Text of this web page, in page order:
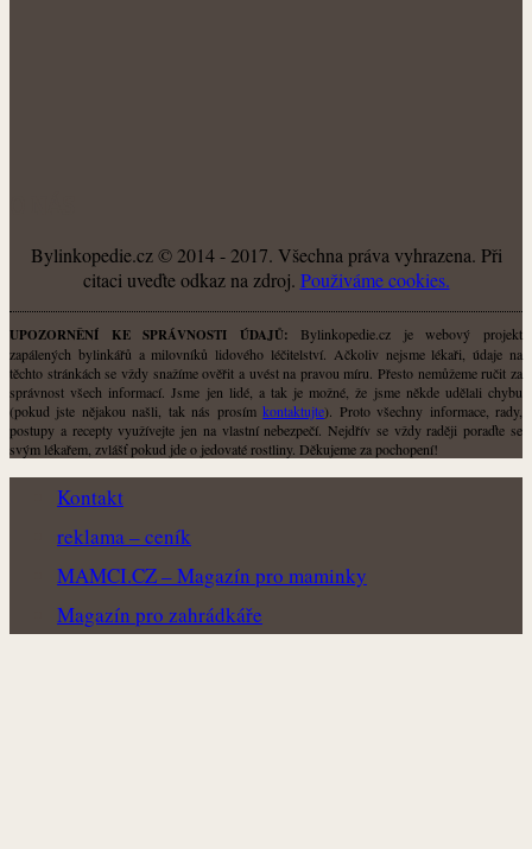
Bylinkopedie.cz © 2014 - 2017. Všechna práva vyhrazena. Při
citaci uveďte odkaz na zdroj. Použiváme cookies.
UPOZORNĚNÍ KE SPRÁVNOSTI ÚDAJŮ: Bylinkopedie.cz je webový projekt
zapálených bylinkářů a milovníků lidového léčitelství. Ačkoliv nejsme lékaři, údaje na
těchto stránkách se vždy snažíme ověřit a uvést na pravou míru. Přesto nemůžeme ručit za
správnost všech informací. Jsme jen lidé, a tak je možné, že jsme někde udělali chybu
(pokud jste nějakou našli, tak nás prosímkontaktujte). Proto všechny informace, rady,
postupy a recepty využívejte jen na vlastní nebezpečí. Nejdřív se vždy raději poraďte se
svým lékařem, zvlášť pokud jde o jedovaté rostliny. Děkujeme za pochopení!
Kontakt
reklama – ceník
MAMCI.CZ – Magazín pro maminky
Magazín pro zahrádkáře